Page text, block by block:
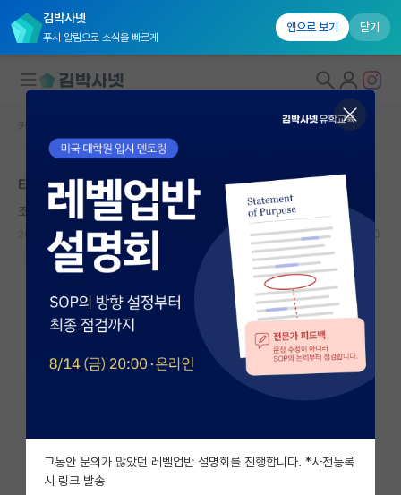
김박사넷
푸시 알림으로 소식을 빠르게
앱으로 보기 닫기
대학원생 모집
국내대학원 정보
연구실&오픈랩
커뮤니티
커뮤니티 홈
전체글보기
베스트 게시판
자유 게시판(아무개랩)
미국 유학 게시판
커뮤니티 홈
타대 방학 인턴 질문 있습니다.
조용한 아담 스미스
2026.05.07 1 821
그동안 문의가 많았던 레벨업반 설명회를 진행합니다. *사전등록
시 링크 발송